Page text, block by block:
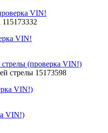
VIN!
VIN!
стрелы (проверка VIN!)
VIN!)
VIN!)